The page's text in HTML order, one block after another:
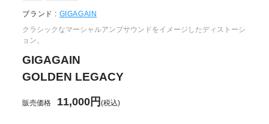
ブランド : GIGAGAIN
クラシックなマーシャルアンプサウンドをイメージしたディストーシ
ョン。
GIGAGAIN
GOLDEN LEGACY
販売価格 11,000円(税込)